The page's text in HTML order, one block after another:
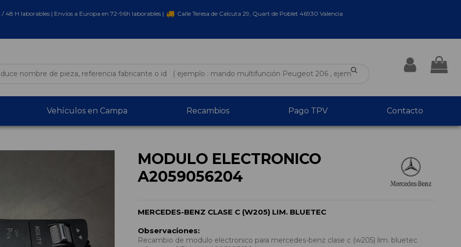
/ 48 H laborables | Envíos a Europa en 72-96h laborables |
Calle Teresa de Calcuta 29, Quart de Poblet 46930 Valencia
Vehículos en Campa Recambios Pago TPV Contacto
MODULO ELECTRONICO
A2059056204
MERCEDES-BENZ CLASE C (W205) LIM. BLUETEC
Observaciones:
Recambio de modulo electronico para mercedes-benz clase c (w205) lim. bluetec